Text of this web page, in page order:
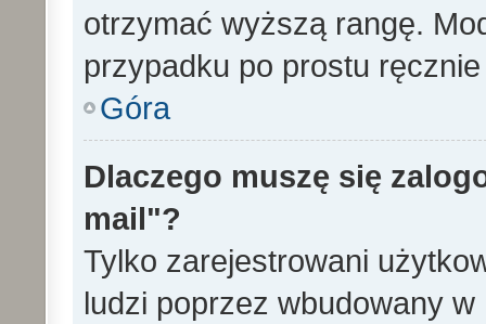
otrzymać wyższą rangę.
przypadku po prostu
Góra
Dlaczego muszę się
mail"?
Tylko zarejestrowani
ludzi poprzez wbudowany